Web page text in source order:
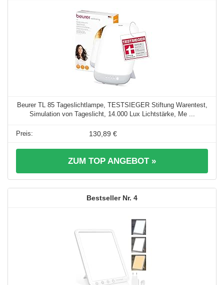
Beurer TL 85 Tageslichtlampe, TESTSIEGER Stiftung Warentest,
Simulation von Tageslicht, 14.000 Lux Lichtstärke, Me ...
130,89 €
ZUM TOP ANGEBOT »
4